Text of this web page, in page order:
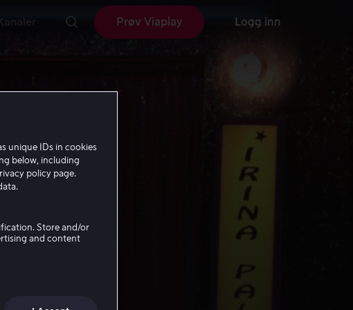
Kanaler Prøv Viaplay Logg inn
unique IDs in cookies
below, including
policy page.
Store and/or
and content